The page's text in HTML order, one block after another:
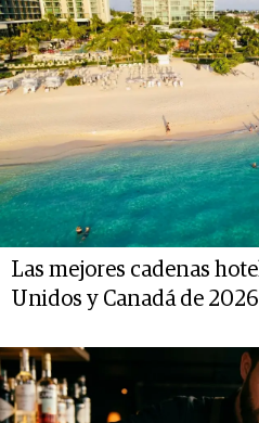
Las mejores cadenas
Unidos y Canadá de 2026